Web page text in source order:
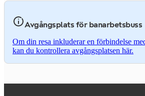
Avgångsplats för banarbetsbuss
Om din resa inkluderar en förbindelse
kan du kontrollera avgångsplatsen här.
,Öppnas i en ny flik